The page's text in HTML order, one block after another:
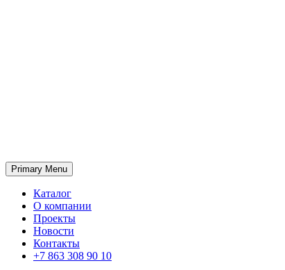
ГК «SABONE»
Оптовые поставки отделочных материалов и оборудования
Primary Menu
Каталог
О компании
Проекты
Новости
Контакты
+7 863 308 90 10